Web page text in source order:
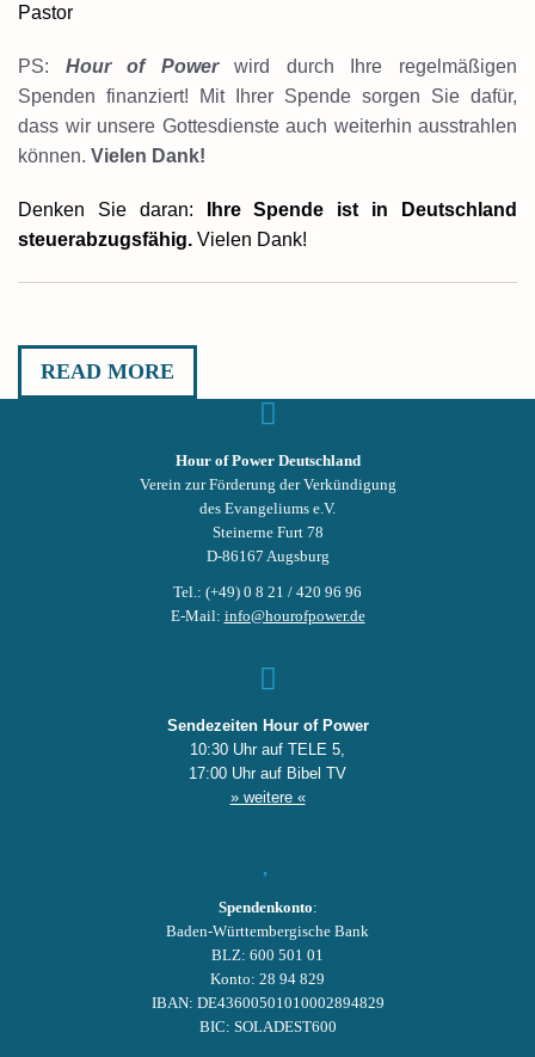
Pastor
PS: Hour of Powerwird durch Ihre regelmäßigen
Spenden finanziert! Mit Ihrer Spende sorgen Sie dafür,
dass wir unsere Gottesdienste auch weiterhin ausstrahlen
können. Vielen Dank!
Denken Sie daran:
Ihre Spende ist in Deutschland
steuerabzugsfähig. Vielen Dank!
READ MORE
Hour of Power Deutschland
Verein zur Förderung der Verkündigung
des Evangeliums e.V.
Steinerne Furt 78
D-86167 Augsburg
Tel.: (+49) 0 8 21 / 420 96 96
E-Mail: info@hourofpower.de
Sendezeiten Hour of Power
10:30 Uhr auf TELE 5,
17:00 Uhr auf Bibel TV
» weitere «
Spendenkonto:
Baden-Württembergische Bank
BLZ: 600 501 01
Konto: 28 94 829
IBAN: DE43600501010002894829
BIC: SOLADEST600